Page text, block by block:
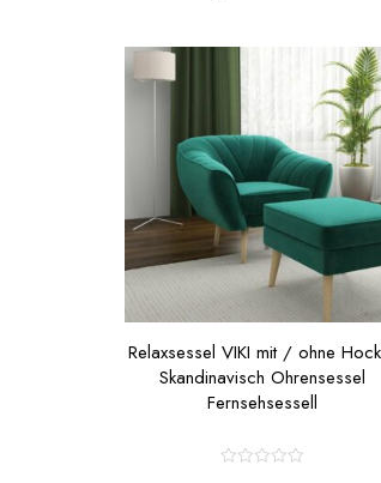
Relaxsessel VIKI mit / ohne
Skandinavisch Ohrensessel
Fernsehsessell